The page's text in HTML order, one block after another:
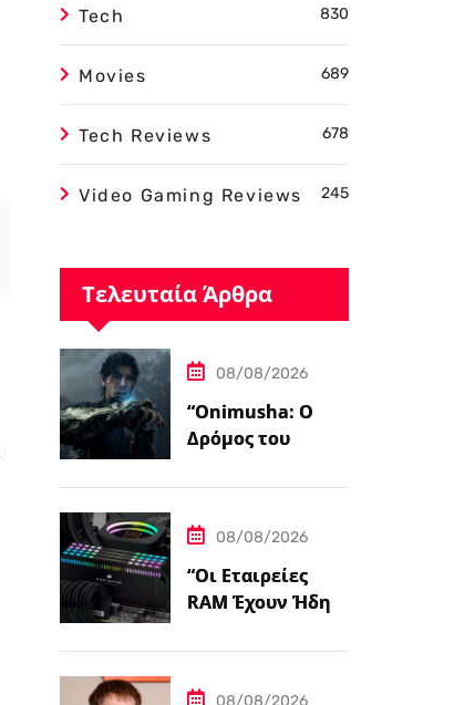
Tech 830
Movies 689
Tech Reviews 678
Video Gaming Reviews 245
Τελευταία Άρθρα
08/08/2026
“Onimusha: Ο
Δρόμος του
Τελική
Προεπισκόπηση”
08/08/2026
“Οι Εταιρείες
RAM Έχουν Ήδη
Συνολική
Παραγωγική